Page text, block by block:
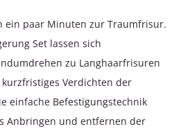
ein paar Minuten zur Traumfrisur.
Set lassen sich
zu Langhaarfrisuren
Verdichten der
einfache Befestigungstechnik
Anbringen und entfernen der